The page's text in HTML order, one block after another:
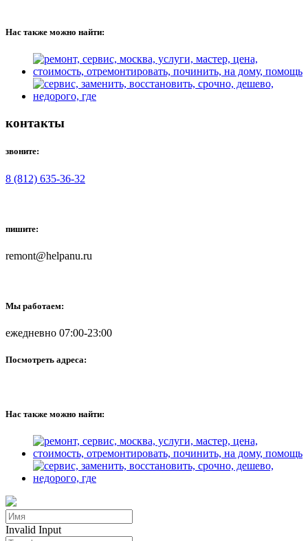
Нас также можно найти:
контакты
звоните:
8 (812) 635-36-32
пишите:
remont@helpanu.ru
Мы работаем:
ежедневно 07:00-23:00
Посмотреть адреса:
Нас также можно найти:
Invalid Input